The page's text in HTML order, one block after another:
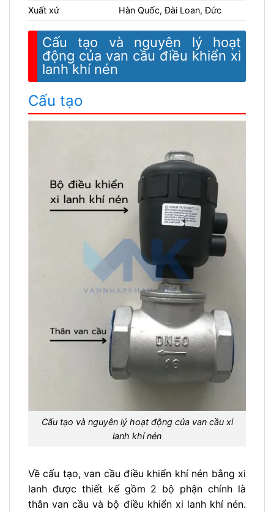
Xuất xứ Hàn Quốc, Đài Loan, Đức
Cấu tạo và nguyên lý hoạt
động của van cầu điều khiển xi
lanh khí nén
Cấu tạo
Cấu tạo và nguyên lý hoạt động của van cầu xi
lanh khí nén
Về cấu tạo, van cầu điều khiển khí nén bằng xi
lanh được thiết kế gồm 2 bộ phận chính là
thân van cầu và bộ điều khiển xi lanh khí nén.